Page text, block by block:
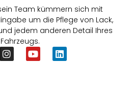
Team kümmern sich mit
um die Pflege von Lack,
jedem anderen Detail Ihres
Fahrzeugs.